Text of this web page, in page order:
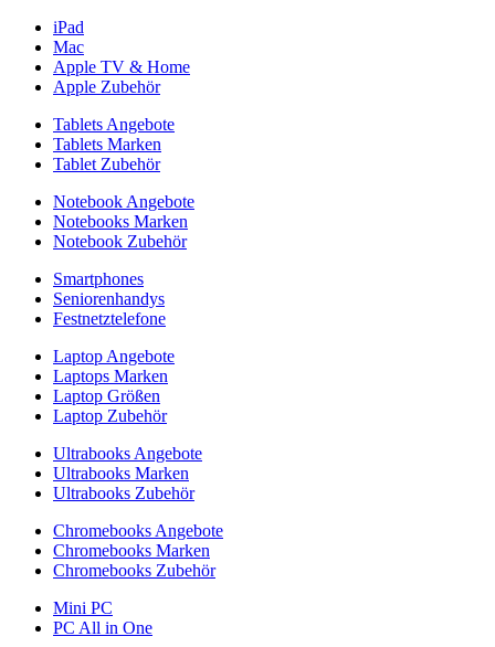
iPad
Mac
Apple TV & Home
Apple Zubehör
Tablets Angebote
Tablets Marken
Tablet Zubehör
Notebook Angebote
Notebooks Marken
Notebook Zubehör
Smartphones
Seniorenhandys
Festnetztelefone
Laptop Angebote
Laptops Marken
Laptop Größen
Laptop Zubehör
Ultrabooks Angebote
Ultrabooks Marken
Ultrabooks Zubehör
Chromebooks Angebote
Chromebooks Marken
Chromebooks Zubehör
Mini PC
PC All in One